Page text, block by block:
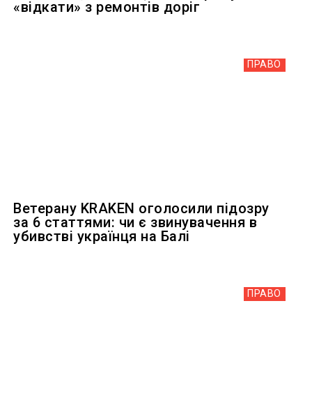
«відкати» з ремонтів доріг
ПРАВО
Ветерану KRAKEN оголосили підозру
за 6 статтями: чи є звинувачення в
убивстві українця на Балі
ПРАВО